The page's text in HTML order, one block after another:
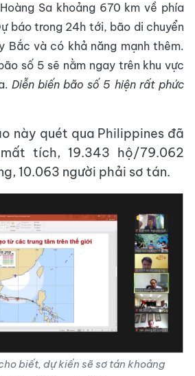
Sa khoảng 670 km về phía
báo trong 24h tới, bão di chuyển
Bắc và có khả năng mạnh thêm.
số 5 sẽ nằm ngay trên khu vực
Diễn biến bão số 5 hiện rất phức
này quét qua Philippines đã
tích, 19.343 hộ/79.062
10.063 người phải sơ tán.
biết, dự kiến sẽ sơ tán khoảng